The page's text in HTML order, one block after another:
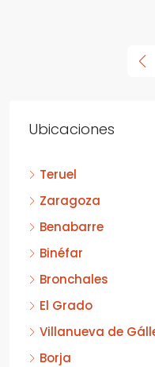
Ubicaciones
Teruel
Zaragoza
Benabarre
Binéfar
Bronchales
El Grado
Villanueva de
Borja